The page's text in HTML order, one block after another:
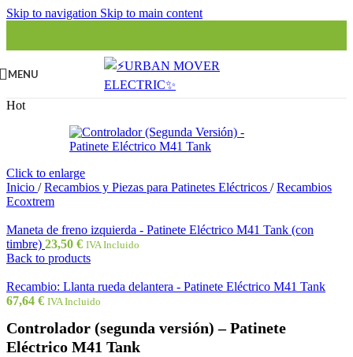
Skip to navigation Skip to main content
MENU
Hot
Click to enlarge
Inicio / Recambios y Piezas para Patinetes Eléctricos / Recambios
Ecoxtrem
Maneta de freno izquierda - Patinete Eléctrico M41 Tank (con
timbre) 23,50 € IVA Incluido
Back to products
Recambio: Llanta rueda delantera - Patinete Eléctrico M41 Tank
67,64 € IVA Incluido
Controlador (segunda versión) – Patinete
Eléctrico M41 Tank